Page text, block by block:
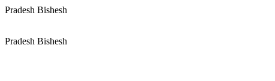
Pradesh Bishesh
Pradesh Bishesh